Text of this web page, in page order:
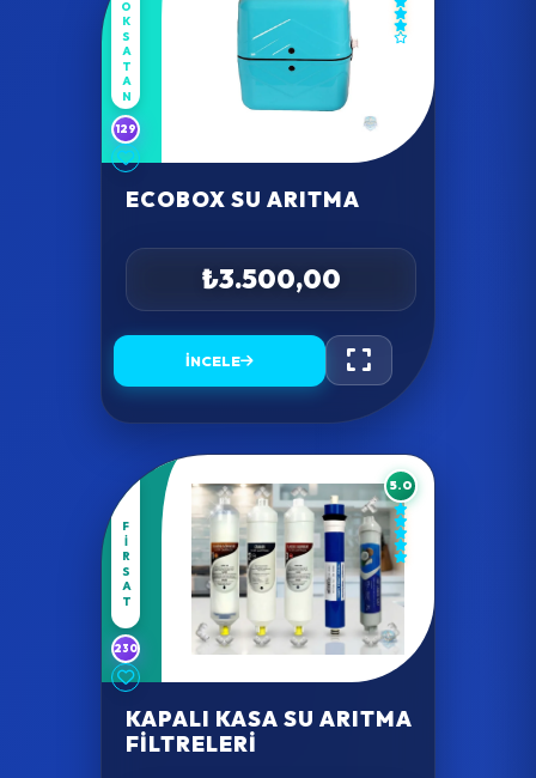
COKSATAN
129
ECOBOX SU ARITMA
₺3.500,00
İNCELE
FIRSAT
230
5.0
KAPALI KASA SU ARITMA
FILTRELERI